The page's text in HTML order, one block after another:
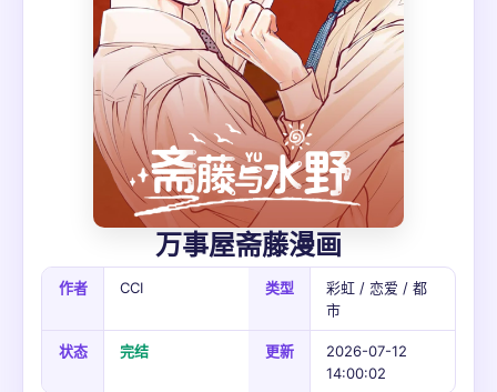
万事屋斋藤漫画
作者 CCI 类型
彩虹 / 恋爱 / 都
市
状态 完结 更新
2026-07-12
14:00:02